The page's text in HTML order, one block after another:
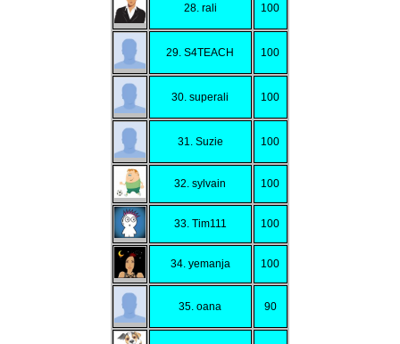
28. rali 100
29. S4TEACH 100
30. superali 100
31. Suzie 100
32. sylvain 100
33. Tim111 100
34. yemanja 100
35. oana 90